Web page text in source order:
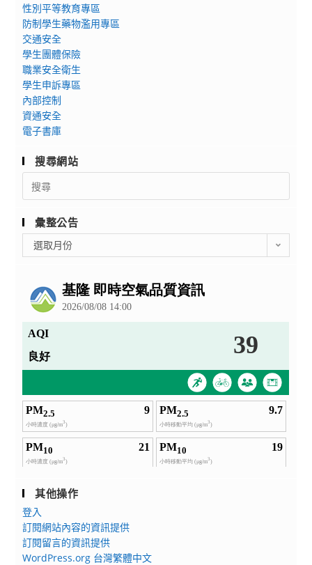
性別平等教育專區
防制學生藥物濫用專區
交通安全
學生團體保險
職業安全衛生
學生申訴專區
內部控制
資通安全
電子書庫
搜尋網站
Search
for:
彙整公告
整
選取月份
其他操作
登入
訂閱網站內容的資訊提供
訂閱留言的資訊提供
WordPress.org 台灣繁體中文